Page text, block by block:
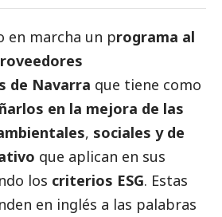
en marcha un programa al
de Navarra que tiene como
en la mejora de las
, sociales y de
que aplican en sus
los criterios ESG. Estas
en inglés a las palabras